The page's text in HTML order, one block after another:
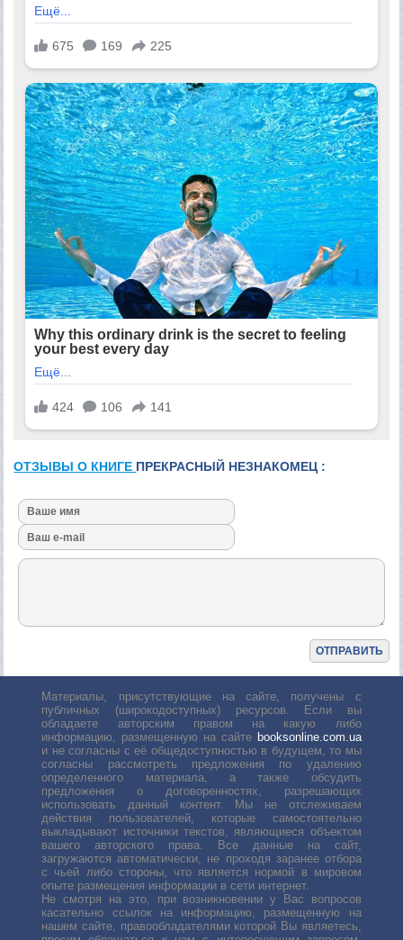
ОТЗЫВЫ О КНИГЕ ПРЕКРАСНЫЙ НЕЗНАКОМЕЦ :
Материалы, присутствующие на сайте, получены с
публичных (широкодоступных) ресурсов. Если вы
обладаете авторским правом на какую либо
информацию, размещенную на сайте booksonline.com.ua
и не согласны с её общедоступностью в будущем, то мы
согласны рассмотреть предложения по удалению
определенного материала, а также обсудить
предложения о договоренностях, разрешающих
использовать данный контент. Мы не отслеживаем
действия пользователей, которые самостоятельно
выкладывают источники текстов, являющиеся объектом
вашего авторского права. Все данные на сайт,
загружаются автоматически, не проходя заранее отбора
с чьей либо стороны, что является нормой в мировом
опыте размещения информации в сети интернет.
Не смотря на это, при возникновении у Вас вопросов
касательно ссылок на информацию, размещенную на
нашем сайте, правообладателями которой Вы являетесь,